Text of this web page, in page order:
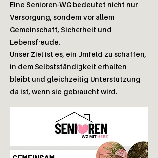
Eine Senioren-WG bedeutet nicht nur
Versorgung, sondern vor allem
Gemeinschaft, Sicherheit und
Lebensfreude.
Unser Ziel ist es, ein Umfeld zu schaffen,
in dem Selbstständigkeit erhalten
bleibt und gleichzeitig Unterstützung
da ist, wenn sie gebraucht wird.